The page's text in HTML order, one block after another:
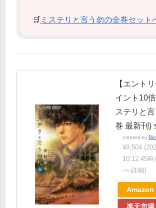
🛒 ミステリと言う勿の全巻セット
【エント
イント10
ステリと
巻 最新刊)
created by
¥9,504
10:12:45時
べ-詳細)
Amazon
楽天市場